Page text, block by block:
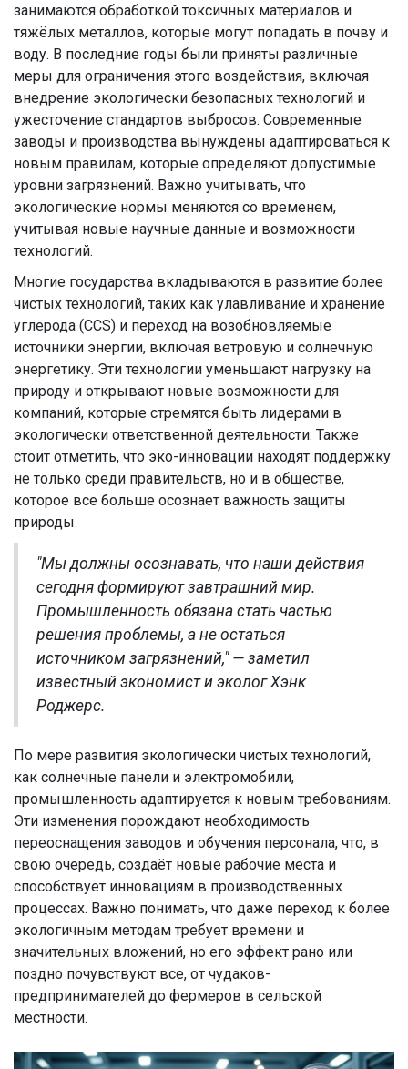
занимаются обработкой токсичных материалов и
тяжёлых металлов, которые могут попадать в почву и
воду. В последние годы были приняты различные
меры для ограничения этого воздействия, включая
внедрение экологически безопасных технологий и
ужесточение стандартов выбросов. Современные
заводы и производства вынуждены адаптироваться к
новым правилам, которые определяют допустимые
уровни загрязнений. Важно учитывать, что
экологические нормы меняются со временем,
учитывая новые научные данные и возможности
технологий.
Многие государства вкладываются в развитие более
чистых технологий, таких как улавливание и хранение
углерода (CCS) и переход на возобновляемые
источники энергии, включая ветровую и солнечную
энергетику. Эти технологии уменьшают нагрузку на
природу и открывают новые возможности для
компаний, которые стремятся быть лидерами в
экологически ответственной деятельности. Также
стоит отметить, что эко-инновации находят поддержку
не только среди правительств, но и в обществе,
которое все больше осознает важность защиты
природы.
"Мы должны осознавать, что наши действия
сегодня формируют завтрашний мир.
Промышленность обязана стать частью
решения проблемы, а не остаться
источником загрязнений," — заметил
известный экономист и эколог Хэнк
Роджерс.
По мере развития экологически чистых технологий,
как солнечные панели и электромобили,
промышленность адаптируется к новым требованиям.
Эти изменения порождают необходимость
переоснащения заводов и обучения персонала, что, в
свою очередь, создаёт новые рабочие места и
способствует инновациям в производственных
процессах. Важно понимать, что даже переход к более
экологичным методам требует времени и
значительных вложений, но его эффект рано или
поздно почувствуют все, от чудаков-
предпринимателей до фермеров в сельской
местности.